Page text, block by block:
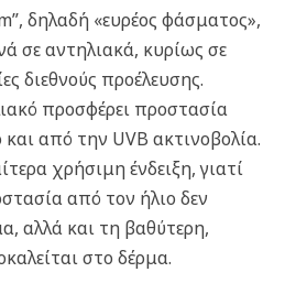
δηλαδή «ευρέος φάσματος»,
σε αντηλιακά, κυρίως σε
διεθνούς προέλευσης.
προσφέρει προστασία
από την UVB ακτινοβολία.
χρήσιμη ένδειξη, γιατί
από τον ήλιο δεν
αλλά και τη βαθύτερη,
στο δέρμα.